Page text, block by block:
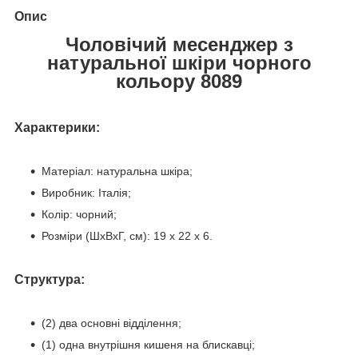
Опис
Чоловічий месенджер з
натуральної шкіри чорного
кольору 8089
Характерики:
Матеріал: натуральна шкіра;
Виробник: Італія;
Колір: чорний;
Розміри (ШхВхГ, см): 19 x 22 x 6.
Структура:
(2) два основні відділення;
(1) одна внутрішня кишеня на блискавці;